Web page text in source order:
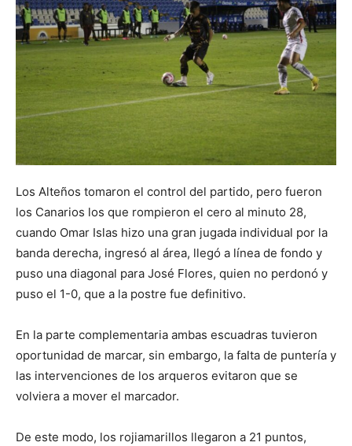
Los Alteños tomaron el control del partido, pero fueron
los Canarios los que rompieron el cero al minuto 28,
cuando Omar Islas hizo una gran jugada individual por la
banda derecha, ingresó al área, llegó a línea de fondo y
puso una diagonal para José Flores, quien no perdonó y
puso el 1-0, que a la postre fue definitivo.
En la parte complementaria ambas escuadras tuvieron
oportunidad de marcar, sin embargo, la falta de puntería y
las intervenciones de los arqueros evitaron que se
volviera a mover el marcador.
De este modo, los rojiamarillos llegaron a 21 puntos,